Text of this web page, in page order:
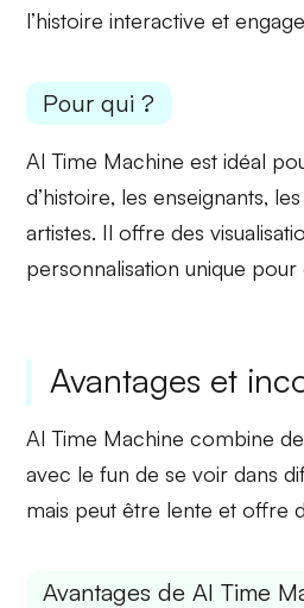
l’histoire interactive et
Pour qui ?
AI Time Machine est idéal
d’histoire, les enseignants,
artistes. Il offre des
personnalisation unique
Avantages et
AI Time Machine combine
avec le fun de se voir dans
mais peut être lente et offre
Avantages de AI Time